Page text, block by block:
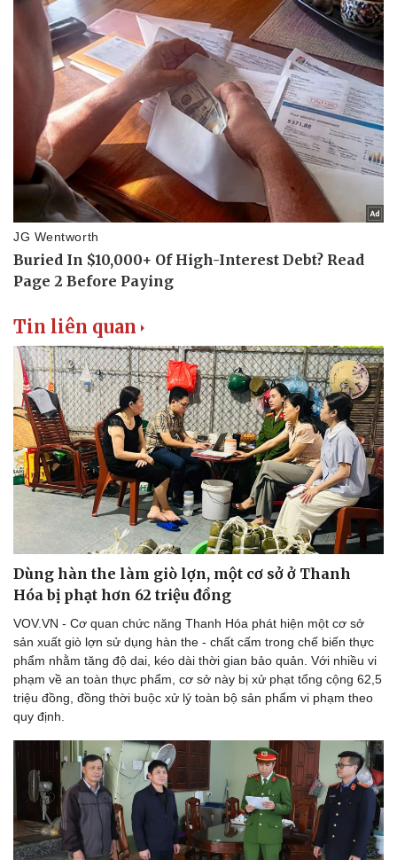
Doanh nghiệp
Thông tin doanh nghiệp
Doanh nghiệp 24h
Doanh nhân
Vì cộng đồng
Công nghệ
Sành điệu
Tin Công nghệ
Chuyển đổi số
Tin liên quan
Dùng hàn the làm giò lợn, một cơ sở ở Thanh
Hóa bị phạt hơn 62 triệu đồng
VOV.VN - Cơ quan chức năng Thanh Hóa phát hiện một cơ sở
sản xuất giò lợn sử dụng hàn the - chất cấm trong chế biến thực
phẩm nhằm tăng độ dai, kéo dài thời gian bảo quản. Với nhiều vi
phạm về an toàn thực phẩm, cơ sở này bị xử phạt tổng cộng 62,5
triệu đồng, đồng thời buộc xử lý toàn bộ sản phẩm vi phạm theo
quy định.